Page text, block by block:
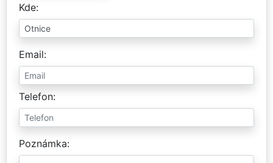
Kde
Email
Telefon
Poznámka